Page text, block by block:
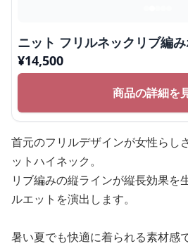
ニット フリルネックリブ編
¥14,500
商品の詳細を
首元のフリルデザインが女性らし
ットハイネック。
リブ編みの縦ラインが縦長効果を
ルエットを演出します。
暑い夏でも快適に着られる素材感